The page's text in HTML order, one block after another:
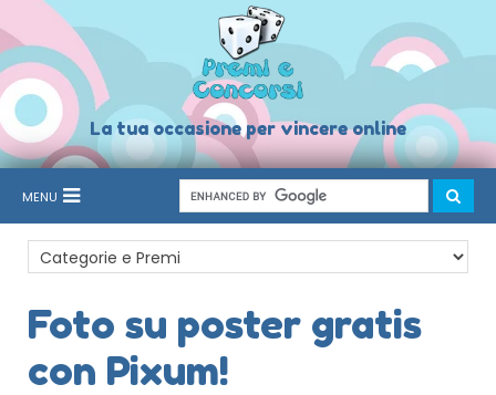
La tua occasione per vincere online
MENU
Foto su poster gratis
con Pixum!